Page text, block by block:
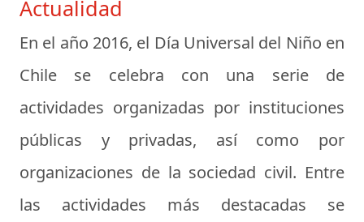
Actualidad
En el año 2016, el Día Universal del Niño en
Chile se celebra con una serie de
actividades organizadas por instituciones
públicas y privadas, así como por
organizaciones de la sociedad civil. Entre
las actividades más destacadas se